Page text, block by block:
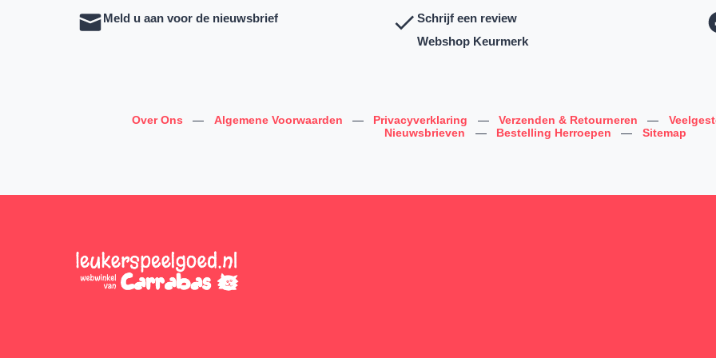
Meld u aan voor de nieuwsbrief
Schrijf een review
Webshop Keurmerk
Over Ons — Algemene Voorwaarden — Privacyverklaring — Verzenden & Retourneren —
Nieuwsbrieven
— Bestelling Herroepen — Sitemap